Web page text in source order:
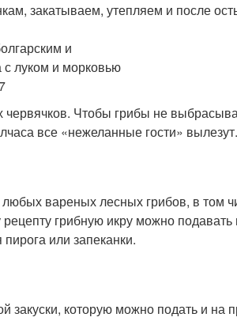
закатываем, утепляем и после
червячков. Чтобы грибы не
все «нежеланные гости» вылезут.
любых вареных лесных грибов, в том
грибную икру можно подавать
или запеканки.
закуски, которую можно подать и на